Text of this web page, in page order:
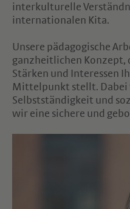
interkulturelle
internationalen Kita.
Unsere pädagogische
ganzheitlichen Konzept,
Stärken und Interessen
Mittelpunkt stellt.
Selbstständigkeit und
wir eine sichere und